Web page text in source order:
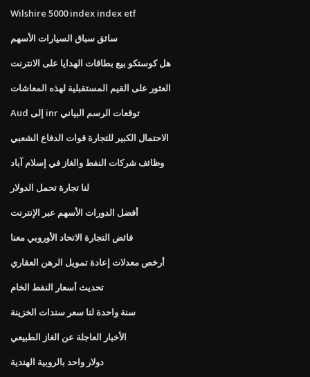
Wilshire 5000 index index etf
سائق سباق السيارات الأسهم
هل كوستكو بيع بطاقات الهدايا على الانترنت
العثور على القيم المستقبلية لهذه المعاشات
Aud إلى inr توقعات الرسم البياني
الاحتمال الكبير للتجارة قوات الدفاع الشعبي
وظائف شركات النفط والغاز في إسلام آباد
لنا تجارة تحمل الدولار
أفضل الدورات الأسهم عبر الإنترنت
فائض التجارة الاتحاد الأوروبي معنا
أرخص معدلات إعادة تمويل الرهن العقاري
تحديث أسعار النفط الخام
سنة واحدة لنا سعر سندات الخزينة
الأخبار العاجلة عن الغاز الطبيعي
دولار واحد بالروبية الهندية